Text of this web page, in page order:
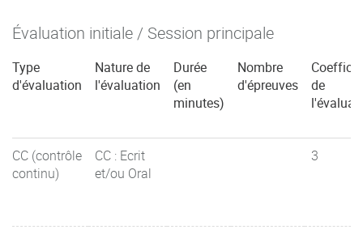
Évaluation initiale / Session principale
Type
d'évaluation
Nature de
l'évaluation
Durée
(en
minutes)
Nombre
d'épreuves
de
CC (contrôle
continu)
CC : Ecrit
et/ou Oral
3